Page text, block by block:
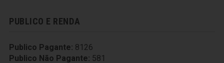
PUBLICO E RENDA
Publico Pagante: 8126
Publico Não Pagante: 581